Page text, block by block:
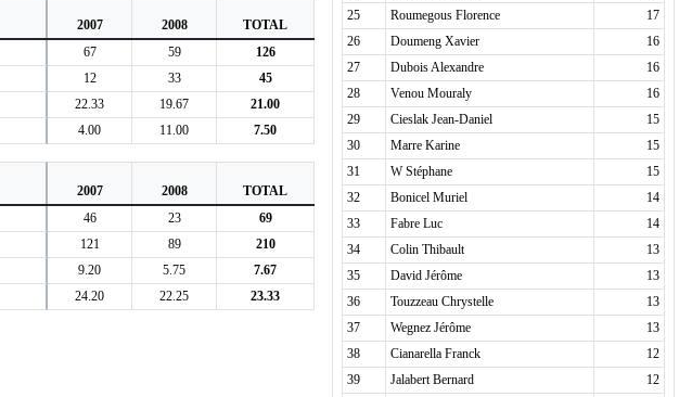
2007 2008
TOTAL
67 59
126
12 33
45
22.33 19.67
21.00
4.00 11.00 7.50
2007 2008
TOTAL
46 23
69
121 89
210
9.20 5.75
7.67
24.20 22.25 23.33
25
Roumegous Florence
17
26
Doumeng Xavier
16
27
Dubois Alexandre
16
28
Venou Mouraly
16
29
Cieslak Jean-Daniel
15
30
Marre Karine
15
31
W Stéphane
15
32
Bonicel Muriel
14
33
Fabre Luc
14
34
Colin Thibault
13
35
David Jérôme
13
36
Touzzeau Chrystelle
13
37
Wegnez Jérôme
13
38
Cianarella Franck
12
39
Jalabert Bernard
12